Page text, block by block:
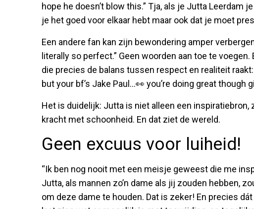
hope he doesn’t blow this.” Tja, als je Jutta Leerdam
je het goed voor elkaar hebt maar ook dat je moet
Een andere fan kan zijn bewondering amper
literally so perfect.” Geen woorden aan toe te
die precies de balans tussen respect en realiteit
but your bf’s Jake Paul...👀 you’re doing great though
Het is duidelijk: Jutta is niet alleen een
kracht met schoonheid. En dat ziet de wereld.
Geen excuus voor luiheid!
“Ik ben nog nooit met een meisje geweest die me
Jutta, als mannen zo’n dame als jij zouden hebben,
om deze dame te houden. Dat is zeker! En precies